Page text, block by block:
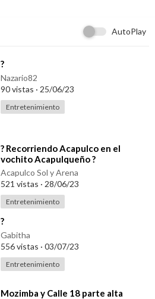
AutoPlay
⁣?
Nazario82
90 vistas · 25/06/23
Entretenimiento
⁣? Recorriendo Acapulco en el
vochito Acapulqueño ?
Acapulco Sol y Arena
521 vistas · 28/06/23
Entretenimiento
⁣?
Gabitha
556 vistas · 03/07/23
Entretenimiento
⁣Mozimba y Calle 18 parte alta